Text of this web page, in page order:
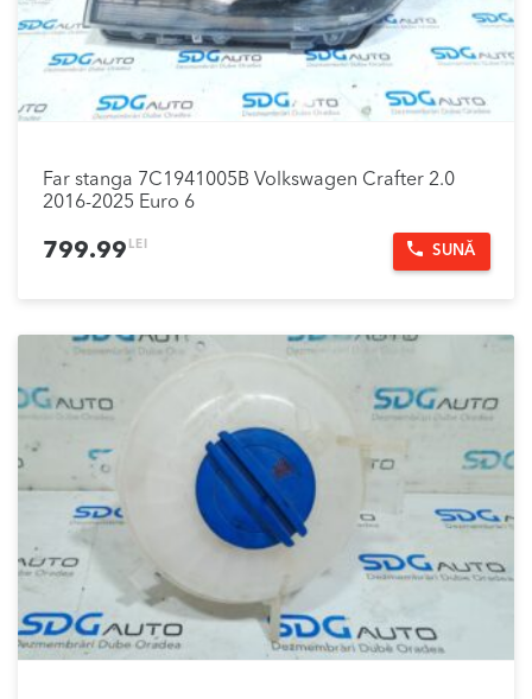
Far stanga 7C1941005B Volkswagen Crafter 2.0
2016-2025 Euro 6
799.99 LEI SUNĂ